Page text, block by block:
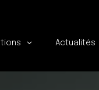
Actualités